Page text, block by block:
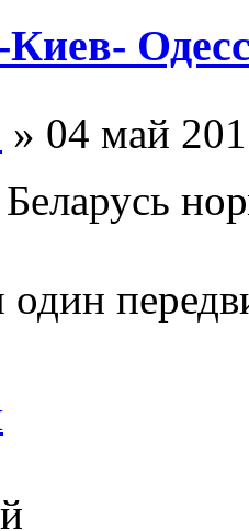
» 04 май